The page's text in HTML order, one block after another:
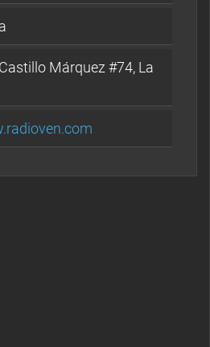
Márquez #74, La